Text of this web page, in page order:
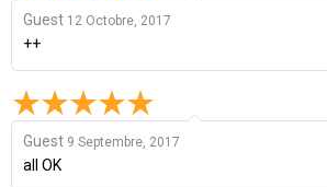
Guest 12 Octobre, 2017
++
Guest 9 Septembre, 2017
all OK